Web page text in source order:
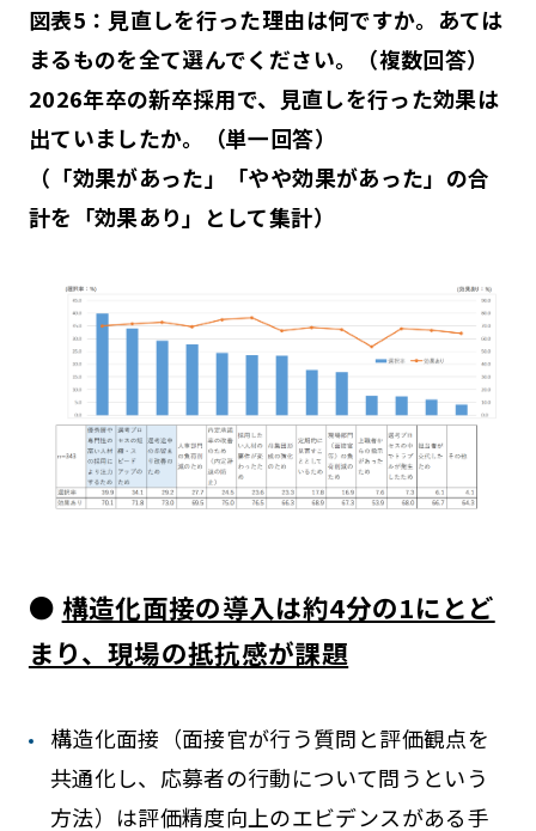
図表5：見直しを行った理由は何ですか。あては
まるものを全て選んでください。（複数回答）
2026年卒の新卒採用で、見直しを行った効果は
出ていましたか。（単一回答）
（「効果があった」「やや効果があった」の合
計を「効果あり」として集計）
● 構造化面接の導入は約4分の1にとど
まり、現場の抵抗感が課題
構造化面接（面接官が行う質問と評価観点を
共通化し、応募者の行動について問うという
方法）は評価精度向上のエビデンスがある手